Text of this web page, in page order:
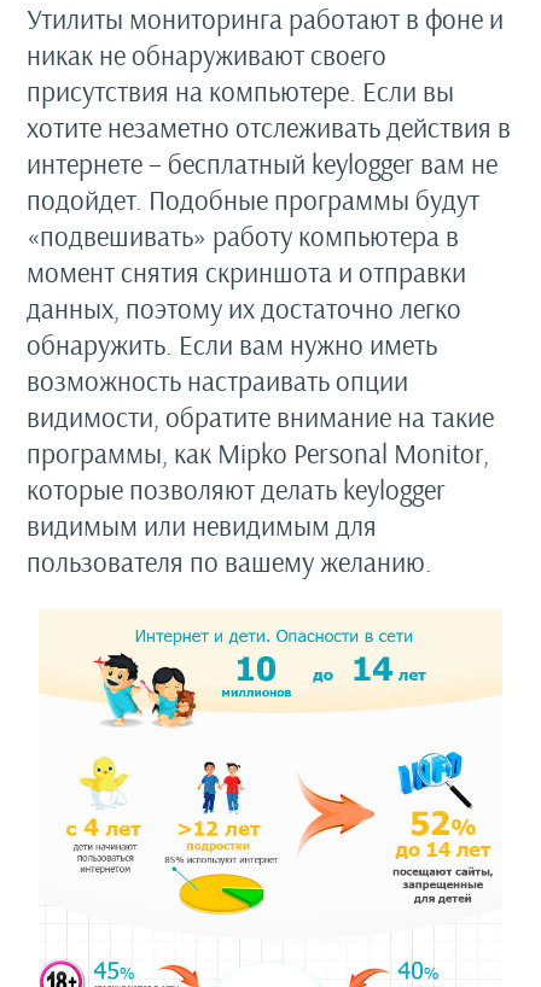
Утилиты мониторинга работают в фоне и
никак не обнаруживают своего
присутствия на компьютере. Если вы
хотите незаметно отслеживать действия в
интернете – бесплатный keylogger вам не
подойдет. Подобные программы будут
«подвешивать» работу компьютера в
момент снятия скриншота и отправки
данных, поэтому их достаточно легко
обнаружить. Если вам нужно иметь
возможность настраивать опции
видимости, обратите внимание на такие
программы, как Mipko Personal Monitor,
которые позволяют делать keylogger
видимым или невидимым для
пользователя по вашему желанию.